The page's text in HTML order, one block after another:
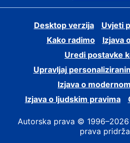
Desktop verzija
Uvjeti
Kako radimo
Izjava
Uredi postavke
Upravljaj
Izjava o
Izjava o ljudskim pravima
Autorska prava ©
prava